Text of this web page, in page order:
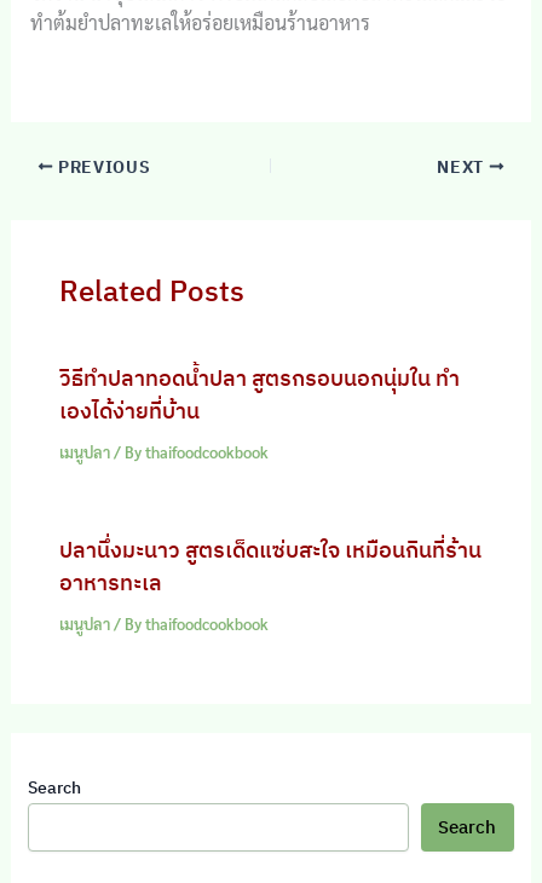
ทำต้มยำปลาทะเลให้อร่อยเหมือนร้านอาหาร
PREVIOUS NEXT
Related Posts
วิธีทำปลาทอดน้ำปลา สูตรกรอบนอกนุ่มใน ทำ
เองได้ง่ายที่บ้าน
เมนูปลา/ Bythaifoodcookbook
ปลานึ่งมะนาว สูตรเด็ดแซ่บสะใจ เหมือนกินที่ร้าน
อาหารทะเล
เมนูปลา/ Bythaifoodcookbook
Search
Search